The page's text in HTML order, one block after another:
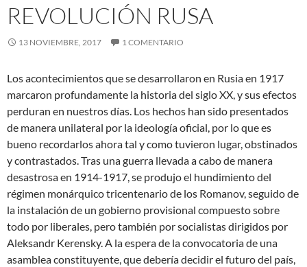
REVOLUCIÓN RUSA
13 NOVIEMBRE, 2017 1 COMENTARIO
Los acontecimientos que se desarrollaron en Rusia en 1917
marcaron profundamente la historia del siglo XX, y sus efectos
perduran en nuestros días. Los hechos han sido presentados
de manera unilateral por la ideología oficial, por lo que es
bueno recordarlos ahora tal y como tuvieron lugar, obstinados
y contrastados. Tras una guerra llevada a cabo de manera
desastrosaen 1914-1917, se produjo el hundimiento del
régimen monárquico tricentenario de los Romanov, seguido de
la instalación de un gobierno provisional compuesto sobre
todo por liberales, pero también por socialistas dirigidos por
Aleksandr Kerensky. A la espera de la convocatoria de una
asamblea constituyente, que debería decidir el futuro del país,